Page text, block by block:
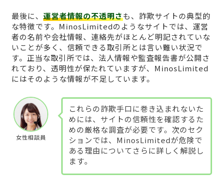
最後に、 運営者情報の不透明さも、詐欺サイトの典型的
な特徴です。MinosLimitedのようなサイトでは、運営
者の名前や会社情報、連絡先がほとんど明記されていな
いことが多く、信頼できる取引所とは言い難い状況で
す。正当な取引所では、法人情報や監査報告書が公開さ
れており、透明性が保たれていますが、MinosLimited
にはそのような情報が不足しています。
女性相談員
これらの詐欺手口に巻き込まれないた
めには、サイトの信頼性を確認するた
めの厳格な調査が必要です。次のセク
ションでは、MinosLimitedが危険で
ある理由についてさらに詳しく解説し
ます。